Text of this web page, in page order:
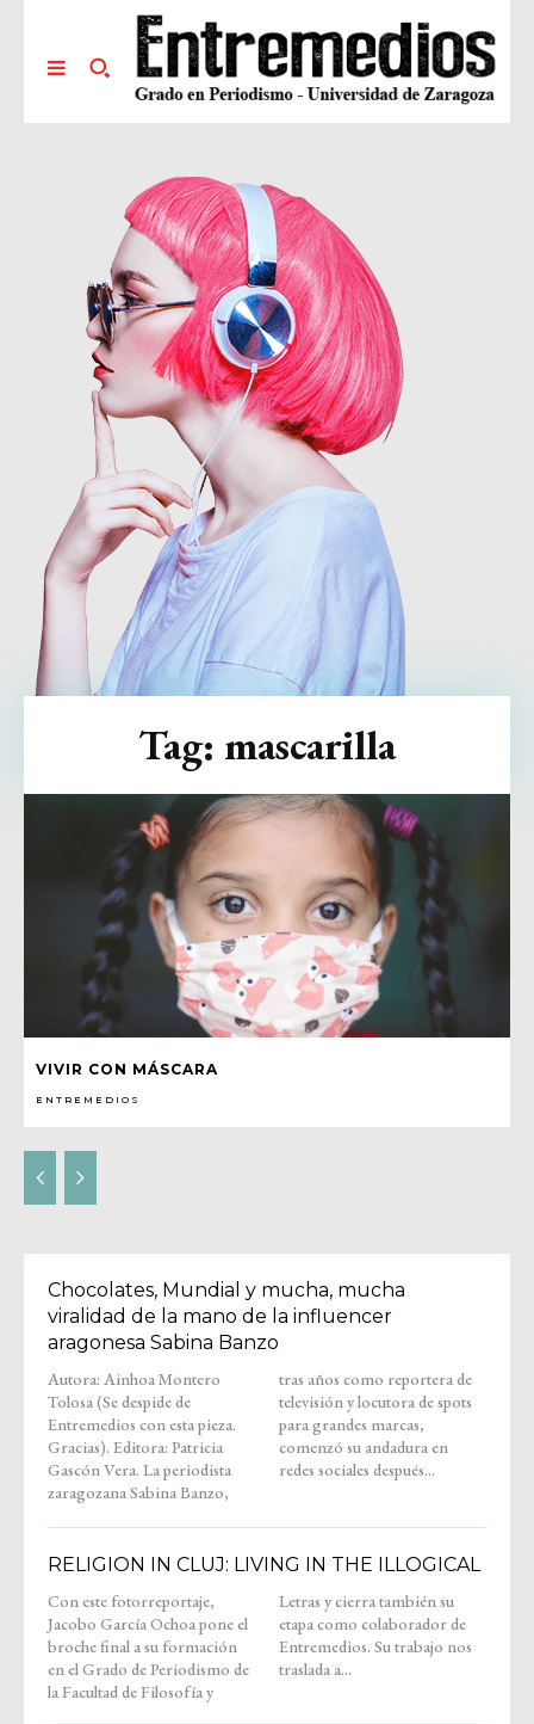
VIVIR CON MÁSCARA
ENTREMEDIOS
Tag: mascarilla
Chocolates, Mundial y mucha, mucha
viralidad de la mano de la influencer
aragonesa Sabina Banzo
Autora: Ainhoa Montero
Tolosa (Se despide de
Entremedios con esta pieza.
Gracias). Editora: Patricia
Gascón Vera. La periodista
zaragozana Sabina Banzo,
tras años como reportera de
televisión y locutora de spots
para grandes marcas,
comenzó su andadura en
redes sociales después...
RELIGION IN CLUJ: LIVING IN THE ILLOGICAL
Con este fotorreportaje,
Jacobo García Ochoa pone el
broche final a su formación
en el Grado de Periodismo de
la Facultad de Filosofía y
Letras y cierra también su
etapa como colaborador de
Entremedios. Su trabajo nos
traslada a...